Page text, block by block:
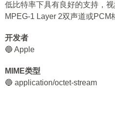
低比特率下具有良好的支持，
MPEG-1 Layer 2双声道或PCM
开发者
🔵 Apple
MIME类型
🔵 application/octet-stream